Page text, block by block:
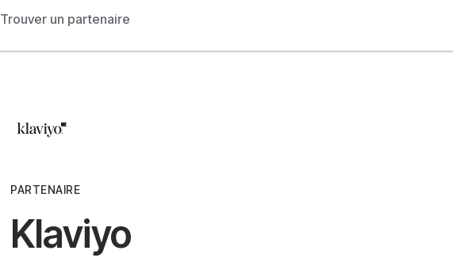
Trouver un partenaire
PARTENAIRE
Klaviyo